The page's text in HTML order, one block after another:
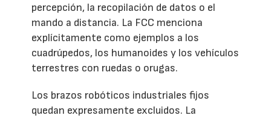
percepción, la recopilación de datos o el
mando a distancia. La FCC menciona
explícitamente como ejemplos a los
cuadrúpedos, los humanoides y los vehículos
terrestres con ruedas o orugas.
Los brazos robóticos industriales fijos
quedan expresamente excluidos. La